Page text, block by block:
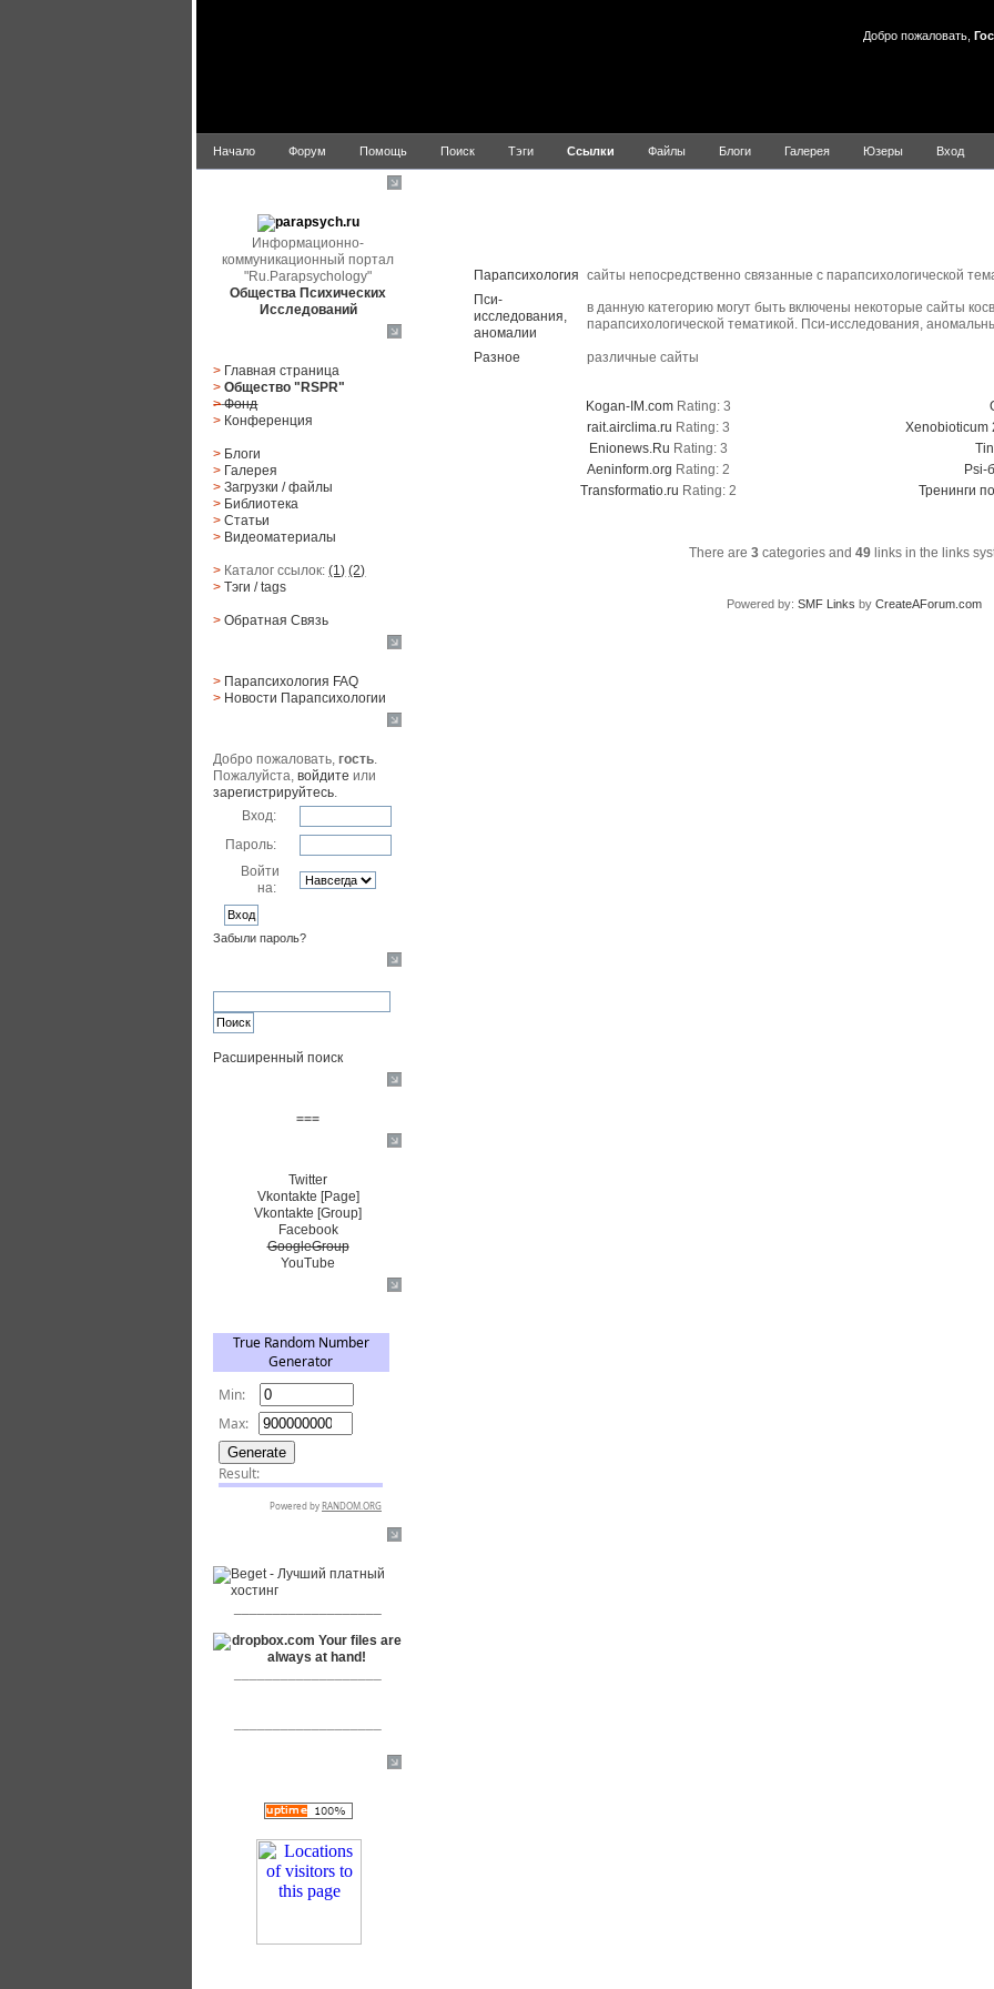
Добро пожаловать,
Начало Форум Помощь Поиск Тэги Ссылки Файлы Блоги Галерея Юзеры Вход
Информационно-
коммуникационный портал
"Ru.Parapsychology"
Общества Психических
Исследований
> Главная страница
> Общество "RSPR"
> Фонд
> Конференция
> Блоги
> Галерея
> Загрузки/файлы
> Библиотека
> Статьи
> Видеоматериалы
> Каталог ссылок:(1) (2)
> Тэги/ tags
> Обратная Cвязь
> Парапсихология FAQ
> Новости Парапсихологии
Добро пожаловать,гость.
Пожалуйста,войдите или
зарегистрируйтесь.
Вход:
Пароль:
Войти
на:
Забыли пароль?
Расширенный поиск
===
Twitter
Vkontakte [Page]
Vkontakte [Group]
Facebook
GoogleGroup
YouTube
Парапсихология сайты непосредственно связанные с парапсихологической
Пси-
исследования,
аномалии
в данную категорию могут быть включены некоторые сайты
парапсихологической тематикой. Пси-исследования,
Разное различные сайты
Kogan-IM.comRating: 3
rait.airclima.ru Rating: 3
Enionews.Ru Rating: 3
Aeninform.org Rating: 2
Transformatio.ru Rating: 2
Xenobioticum
Psi-
Тренинги
There are 3 categories and 49 links in the links
Powered by: SMF Links by CreateAForum.com